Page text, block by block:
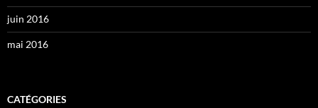
juin 2016
mai 2016
CATÉGORIES